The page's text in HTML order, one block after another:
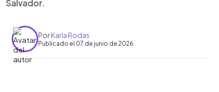
Salvador.
PorKarla Rodas
Publicado el 07 de junio de 2026